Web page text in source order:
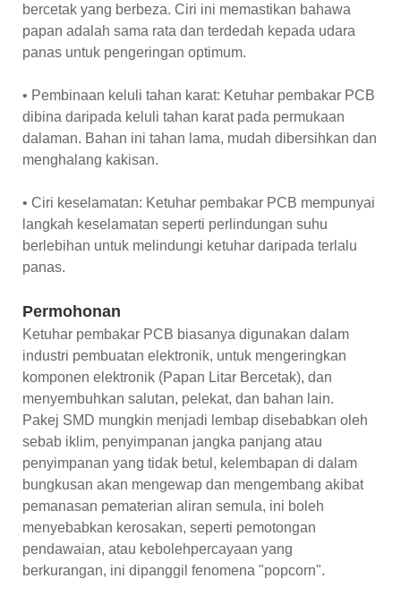
bercetak yang berbeza. Ciri ini memastikan bahawa
papan adalah sama rata dan terdedah kepada udara
panas untuk pengeringan optimum.
• Pembinaan keluli tahan karat: Ketuhar pembakar PCB
dibina daripada keluli tahan karat pada permukaan
dalaman. Bahan ini tahan lama, mudah dibersihkan dan
menghalang kakisan.
• Ciri keselamatan: Ketuhar pembakar PCB mempunyai
langkah keselamatan seperti perlindungan suhu
berlebihan untuk melindungi ketuhar daripada terlalu
panas.
Permohonan
Ketuhar pembakar PCB biasanya digunakan dalam
industri pembuatan elektronik, untuk mengeringkan
komponen elektronik (Papan Litar Bercetak), dan
menyembuhkan salutan, pelekat, dan bahan lain.
Pakej SMD mungkin menjadi lembap disebabkan oleh
sebab iklim, penyimpanan jangka panjang atau
penyimpanan yang tidak betul, kelembapan di dalam
bungkusan akan mengewap dan mengembang akibat
pemanasan pematerian aliran semula, ini boleh
menyebabkan kerosakan, seperti pemotongan
pendawaian, atau kebolehpercayaan yang
berkurangan, ini dipanggil fenomena "popcorn".